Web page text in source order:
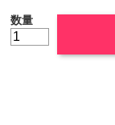
数量